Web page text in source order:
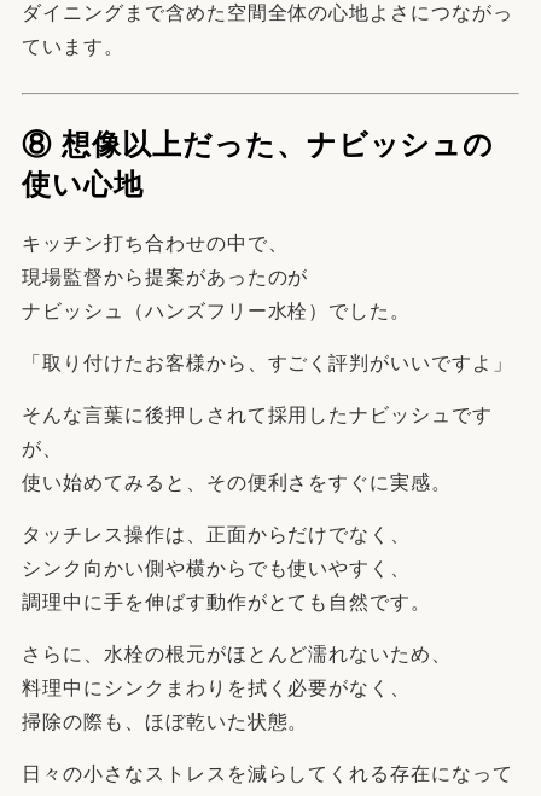
ダイニングまで含めた空間全体の心地よさにつながっ
ています。
⑧ 想像以上だった、ナビッシュの
使い心地
キッチン打ち合わせの中で、
現場監督から提案があったのが
ナビッシュ（ハンズフリー水栓）でした。
「取り付けたお客様から、すごく評判がいいですよ」
そんな言葉に後押しされて採用したナビッシュです
が、
使い始めてみると、その便利さをすぐに実感。
タッチレス操作は、正面からだけでなく、
シンク向かい側や横からでも使いやすく、
調理中に手を伸ばす動作がとても自然です。
さらに、水栓の根元がほとんど濡れないため、
料理中にシンクまわりを拭く必要がなく、
掃除の際も、ほぼ乾いた状態。
日々の小さなストレスを減らしてくれる存在になって